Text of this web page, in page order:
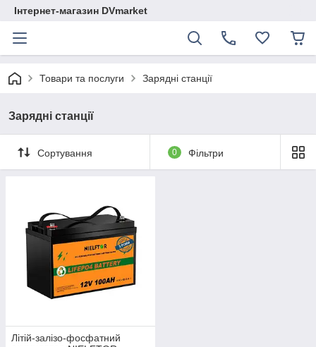
Інтернет-магазин DVmarket
Товари та послуги Зарядні станції
Зарядні станції
Сортування 0 Фільтри
Літій-залізо-фосфатний